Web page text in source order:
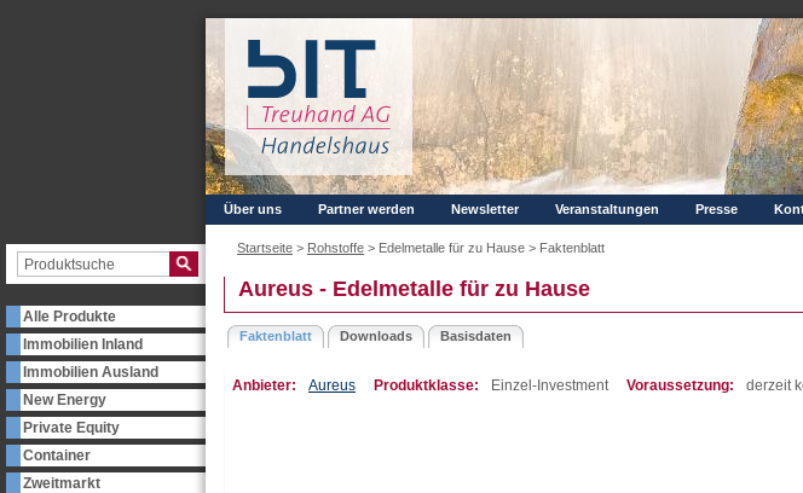
Alle Produkte
Immobilien Inland
Immobilien Ausland
New Energy
Private Equity
Container
Zweitmarkt
Über uns Partner werden Newsletter Veranstaltungen Presse
Startseite > Rohstoffe > Edelmetalle für zu Hause > Faktenblatt
Aureus - Edelmetalle für zu Hause
Faktenblatt Downloads Basisdaten
Anbieter: Aureus Produktklasse: Einzel-Investment Voraussetzung: derzeit